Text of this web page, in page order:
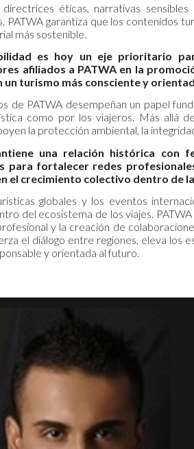
éticas, narrativas
PATWA garantiza que los contenidos
más sostenible.
es hoy un eje prioritario
afiliados a PATWA en la
un turismo más consciente y
de PATWA desempeñan un papel
como por los viajeros. Más allá
la protección ambiental, la
una relación histórica con
para fortalecer redes
el crecimiento colectivo dentro de
globales y los eventos
del ecosistema de los viajes.
y la creación de
el diálogo entre regiones, eleva los
y orientada al futuro.